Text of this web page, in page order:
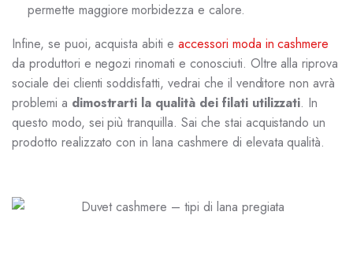
permette maggiore morbidezza e calore.
Infine, se puoi, acquista abiti e accessori moda in cashmere
da produttori e negozi rinomati e conosciuti. Oltre alla riprova
sociale dei clienti soddisfatti, vedrai che il venditore non avrà
problemi a dimostrarti la qualità dei filati utilizzati. In
questo modo, sei più tranquilla. Sai che stai acquistando un
prodotto realizzato con in lana cashmere di elevata qualità.